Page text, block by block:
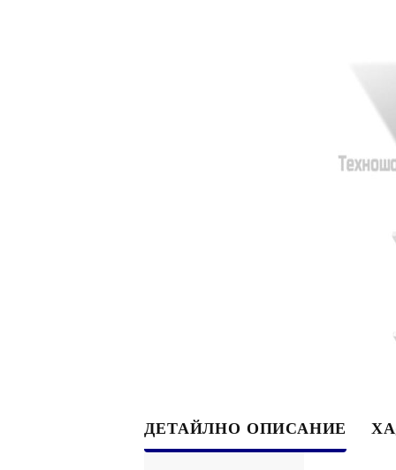
ДЕТАЙЛНО ОПИСАНИЕ